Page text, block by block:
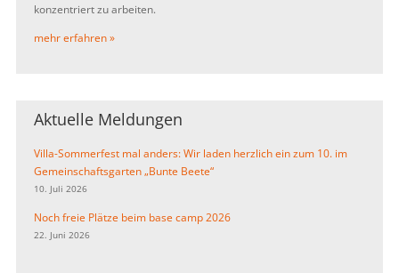
konzentriert zu arbeiten.
mehr erfahren »
Aktuelle Meldungen
Villa-Sommerfest mal anders: Wir laden herzlich ein zum 10. im
Gemeinschaftsgarten „Bunte Beete“
10. Juli 2026
Noch freie Plätze beim base camp 2026
22. Juni 2026